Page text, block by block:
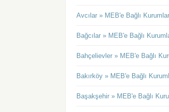
Avcılar » MEB'e Bağlı Kurumlar
Bağcılar » MEB'e Bağlı
Bahçelievler » MEB'e Bağlı
Bakırköy » MEB'e Bağlı
Başakşehir » MEB'e Bağlı